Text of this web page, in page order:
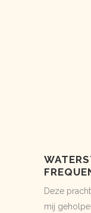
Deze
mij